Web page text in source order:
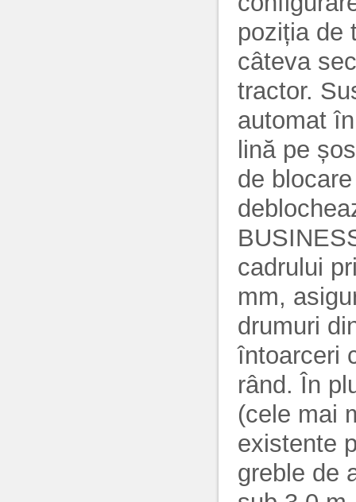
poziția de
câteva
tractor.
automat
lină pe
de
cadrului
mm,
drumuri
întoarceri
rând. În
(cele mai
existente
greble de